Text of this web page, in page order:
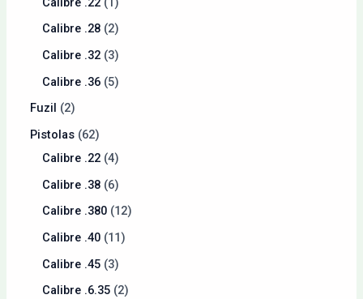
Calibre .28 2
Calibre .32 3
Calibre .36 5
Fuzil
2
Pistolas 62
Calibre .22 4
Calibre .38 6
Calibre .380 12
Calibre .40 11
Calibre .45 3
Calibre .6.35 2